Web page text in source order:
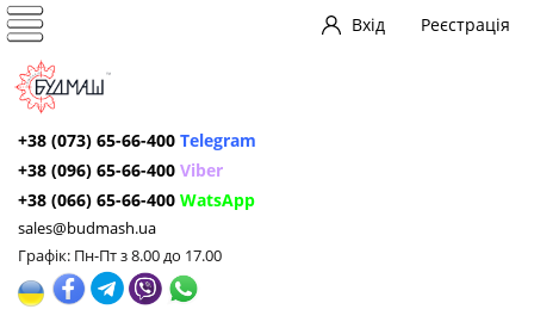
Вхід Реєстрація
+38 (073) 65-66-400 Telegram
+38 (096) 65-66-400 Viber
+38 (066) 65-66-400 WatsApp
sales@budmash.ua
Графік: Пн-Пт з 8.00 до 17.00